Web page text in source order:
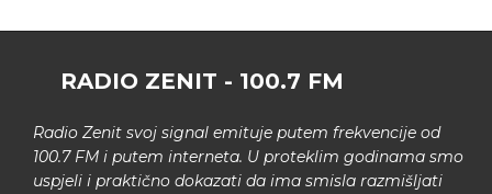
RADIO ZENIT - 100.7 FM
Radio Zenit svoj signal emituje putem frekvencije od
100.7 FM i putem interneta. U proteklim godinama smo
uspjeli i praktično dokazati da ima smisla razmišljati